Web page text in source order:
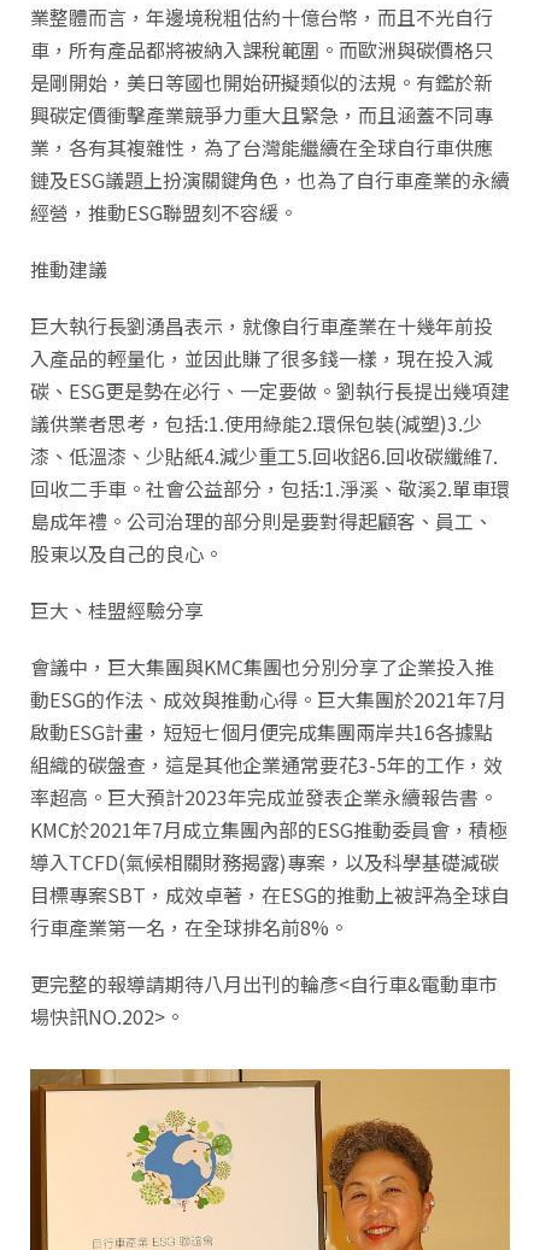
業整體而言，年邊境稅粗估約十億台幣，而且不光自行
車，所有產品都將被納入課稅範圍。而歐洲與碳價格只
是剛開始，美日等國也開始研擬類似的法規。有鑑於新
興碳定價衝擊產業競爭力重大且緊急，而且涵蓋不同專
業，各有其複雜性，為了台灣能繼續在全球自行車供應
鏈及ESG議題上扮演關鍵角色，也為了自行車產業的永續
經營，推動ESG聯盟刻不容緩。
推動建議
巨大執行長劉湧昌表示，就像自行車產業在十幾年前投
入產品的輕量化，並因此賺了很多錢一樣，現在投入減
碳、ESG更是勢在必行、一定要做。劉執行長提出幾項建
議供業者思考，包括:1.使用綠能2.環保包裝(減塑)3.少
漆、低溫漆、少貼紙4.減少重工5.回收鋁6.回收碳纖維7.
回收二手車。社會公益部分，包括:1.淨溪、敬溪2.單車環
島成年禮。公司治理的部分則是要對得起顧客、員工、
股東以及自己的良心。
巨大、桂盟經驗分享
會議中，巨大集團與KMC集團也分別分享了企業投入推
動ESG的作法、成效與推動心得。巨大集團於2021年7月
啟動ESG計畫，短短七個月便完成集團兩岸共16各據點
組織的碳盤查，這是其他企業通常要花3-5年的工作，效
率超高。巨大預計2023年完成並發表企業永續報告書。
KMC於2021年7月成立集團內部的ESG推動委員會，積極
導入TCFD(氣候相關財務揭露)專案，以及科學基礎減碳
目標專案SBT，成效卓著，在ESG的推動上被評為全球自
行車產業第一名，在全球排名前8%。
更完整的報導請期待八月出刊的輪彥<自行車&電動車市
場快訊NO.202>。